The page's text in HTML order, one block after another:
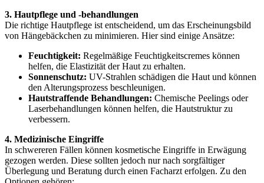
3. Hautpflege und -behandlungen
Die richtige Hautpflege ist entscheidend, um das Erscheinungsbild
von Hängebäckchen zu minimieren. Hier sind einige Ansätze:
Feuchtigkeit: Regelmäßige Feuchtigkeitscremes können
helfen, die Elastizität der Haut zu erhalten.
Sonnenschutz: UV-Strahlen schädigen die Haut und können
den Alterungsprozess beschleunigen.
Hautstraffende Behandlungen: Chemische Peelings oder
Laserbehandlungen können helfen, die Hautstruktur zu
verbessern.
4. Medizinische Eingriffe
In schwereren Fällen können kosmetische Eingriffe in Erwägung
gezogen werden. Diese sollten jedoch nur nach sorgfältiger
Überlegung und Beratung durch einen Facharzt erfolgen. Zu den